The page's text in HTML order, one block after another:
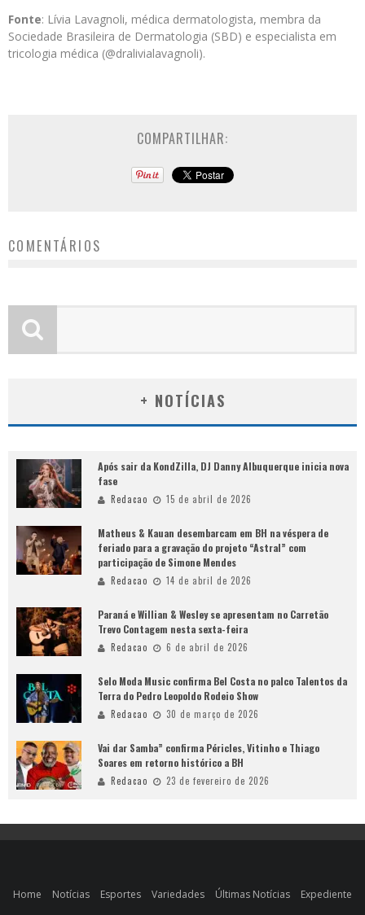
Fonte: Lívia Lavagnoli, médica dermatologista, membra da
Sociedade Brasileira de Dermatologia (SBD) e especialista em
tricologia médica (@dralivialavagnoli).
COMPARTILHAR:
COMENTÁRIOS
+ NOTÍCIAS
Após sair da KondZilla, DJ Danny Albuquerque inicia nova
fase
Redacao 15 de abril de 2026
Matheus & Kauan desembarcam em BH na véspera de
feriado para a gravação do projeto “Astral” com
participação de Simone Mendes
Redacao 14 de abril de 2026
Paraná e Willian & Wesley se apresentam no Carretão
Trevo Contagem nesta sexta-feira
Redacao 6 de abril de 2026
Selo Moda Music confirma Bel Costa no palco Talentos da
Terra do Pedro Leopoldo Rodeio Show
Redacao 30 de março de 2026
Vai dar Samba” confirma Péricles, Vitinho e Thiago
Soares em retorno histórico a BH
Redacao 23 de fevereiro de 2026
Home Notícias Esportes Variedades Últimas Notícias Expediente